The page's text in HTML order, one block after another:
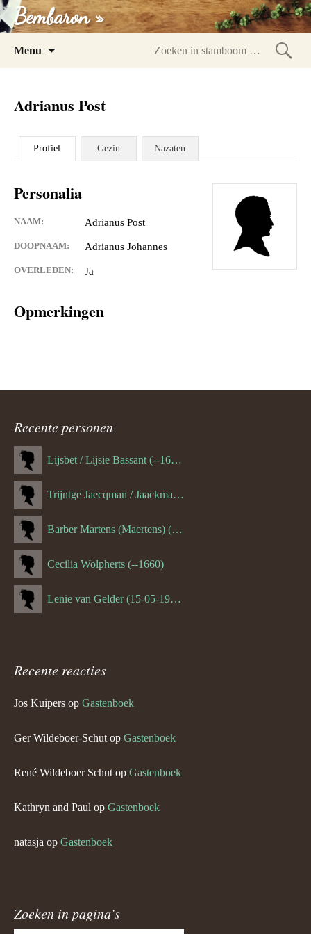
Bembaron »
Menu
Adrianus Post
Profiel Gezin Nazaten
Personalia
NAAM: Adrianus Post
DOOPNAAM: Adrianus Johannes
OVERLEDEN: Ja
Opmerkingen
Recente personen
Lijsbet / Lijsie Bassant (--1687)
Trijntge Jaecqman / Jaackman (--1651)
Barber Martens (Maertens) (--1658)
Cecilia Wolpherts (--1660)
Lenie van Gelder (15-05-1970)
Recente reacties
Jos Kuipers op Gastenboek
Ger Wildeboer-Schut op Gastenboek
René Wildeboer Schut op Gastenboek
Kathryn and Paul op Gastenboek
natasja op Gastenboek
Zoeken in pagina’s